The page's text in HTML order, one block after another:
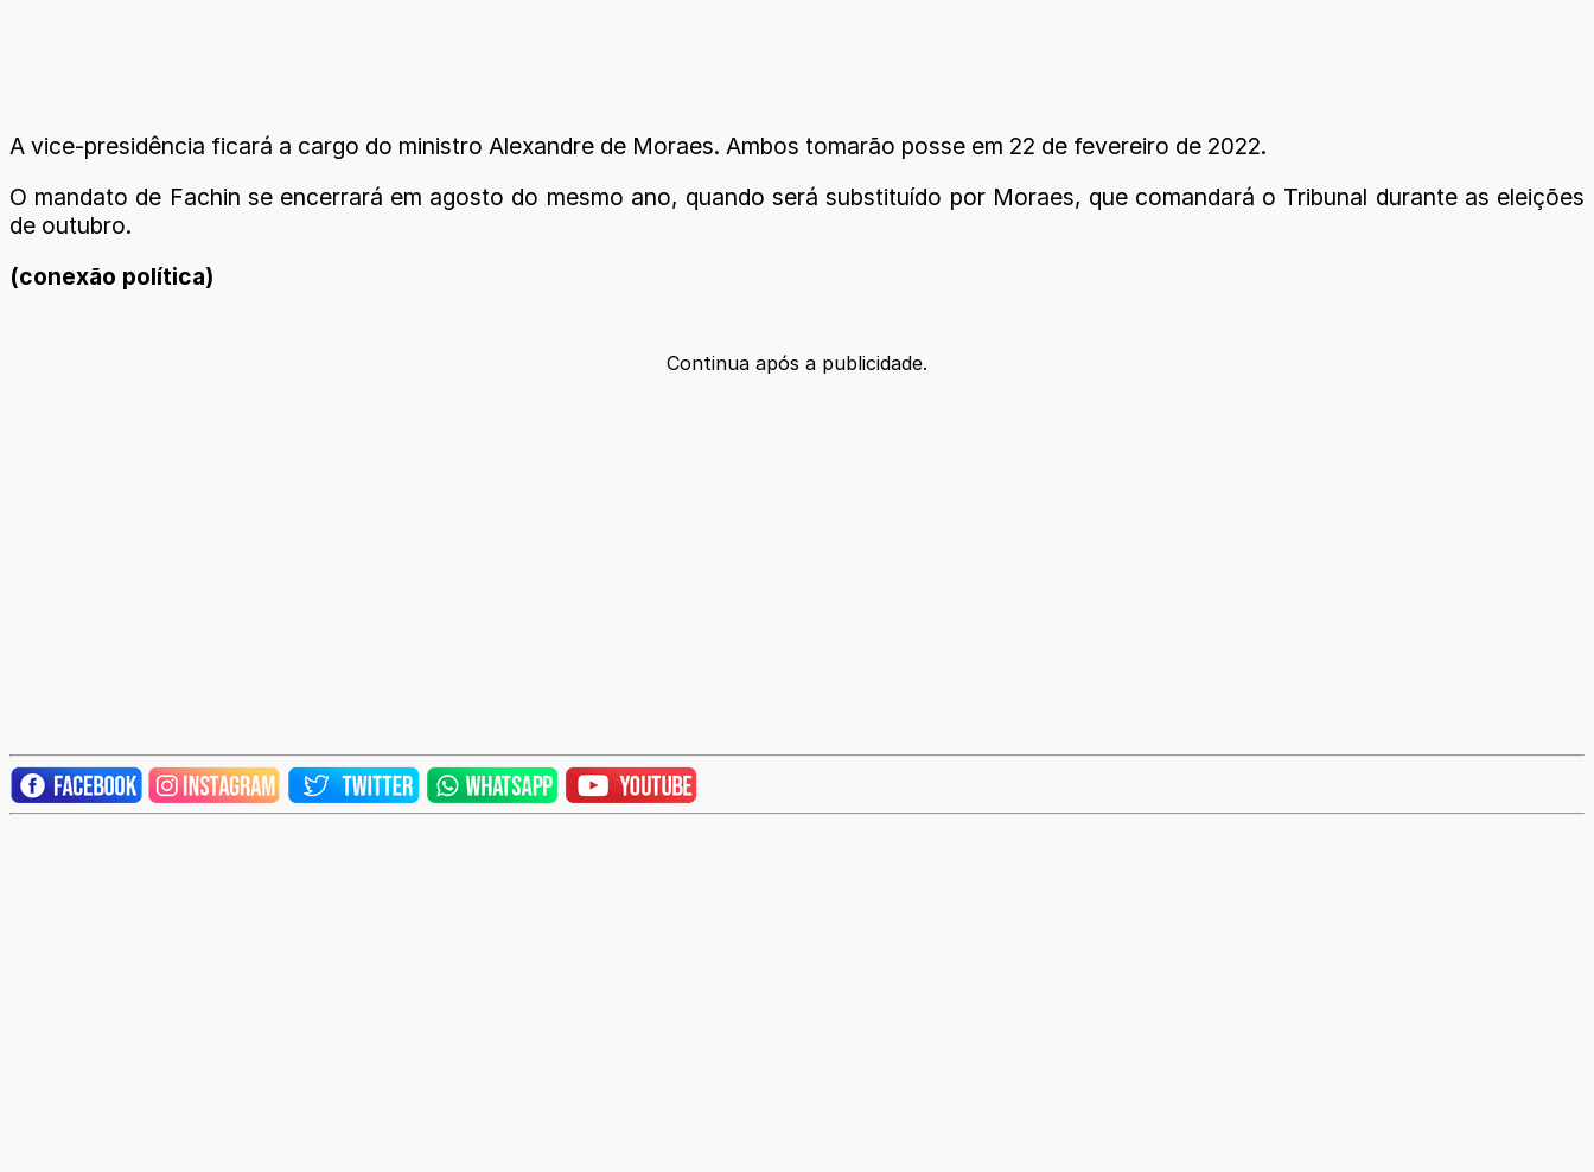
A vice-presidência ficará a cargo do ministro Alexandre de Moraes. Ambos tomarão posse em 22 de fevereiro de 2022.
O mandato de Fachin se encerrará em agosto do mesmo ano, quando será substituído por Moraes, que comandará o Tribunal durante as eleições
de outubro.
(conexão política)
Continua após a publicidade.